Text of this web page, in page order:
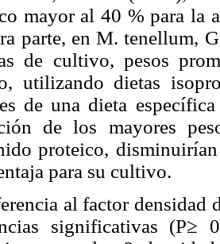
mayor al 40 % para la
parte, en M. tenellum,
de cultivo, pesos
utilizando dietas
de una dieta
de los mayores
proteico,
para su cultivo.
al factor densidad
significativas